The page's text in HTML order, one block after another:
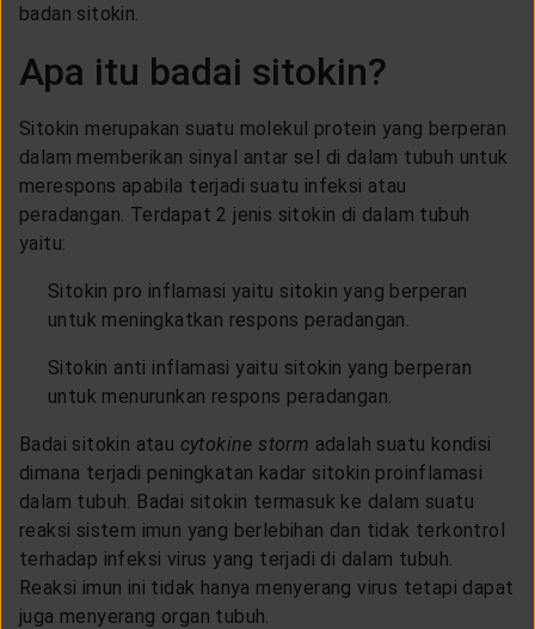
badan sitokin.
Apa itu badai sitokin?
Sitokin merupakan suatu molekul protein yang berperan
dalam memberikan sinyal antar sel di dalam tubuh untuk
merespons apabila terjadi suatu infeksi atau
peradangan. Terdapat 2 jenis sitokin di dalam tubuh
yaitu:
Sitokin pro inflamasi yaitu sitokin yang berperan
untuk meningkatkan respons peradangan.
Sitokin anti inflamasi yaitu sitokin yang berperan
untuk menurunkan respons peradangan.
Badai sitokin atau cytokine storm adalah suatu kondisi
dimana terjadi peningkatan kadar sitokin proinflamasi
dalam tubuh. Badai sitokin termasuk ke dalam suatu
reaksi sistem imun yang berlebihan dan tidak terkontrol
terhadap infeksi virus yang terjadi di dalam tubuh.
Reaksi imun ini tidak hanya menyerang virus tetapi dapat
juga menyerang organ tubuh.